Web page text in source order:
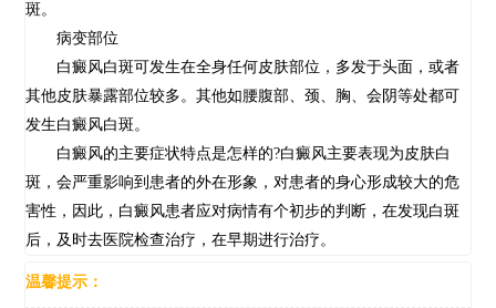
斑。
病变部位
白癜风白斑可发生在全身任何皮肤部位，多发于头面，或者
其他皮肤暴露部位较多。其他如腰腹部、颈、胸、会阴等处都可
发生白癜风白斑。
白癜风的主要症状特点是怎样的?白癜风主要表现为皮肤白
斑，会严重影响到患者的外在形象，对患者的身心形成较大的危
害性，因此，白癜风患者应对病情有个初步的判断，在发现白斑
后，及时去医院检查治疗，在早期进行治疗。
温馨提示：